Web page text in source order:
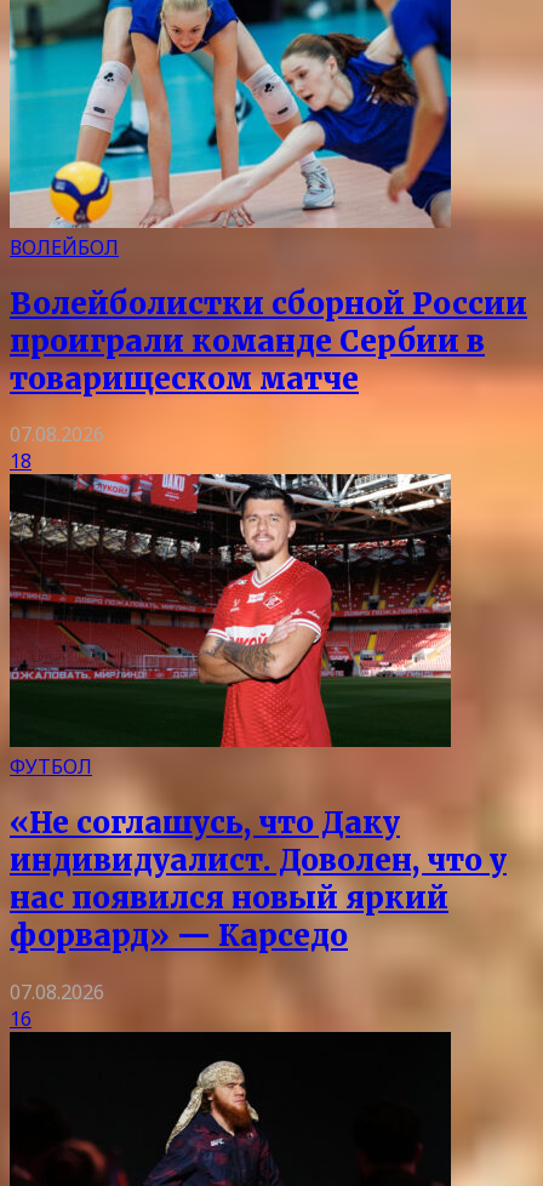
ВОЛЕЙБОЛ
Волейболистки сборной России
проиграли команде Сербии в
товарищеском матче
07.08.2026
18
ФУТБОЛ
«Не соглашусь, что Даку
индивидуалист. Доволен, что у
нас появился новый яркий
форвард» — Карседо
07.08.2026
16